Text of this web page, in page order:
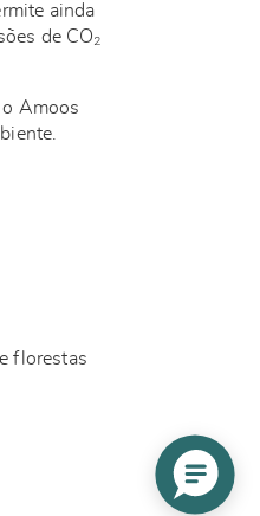
ainda
de CO₂
Amoos
florestas